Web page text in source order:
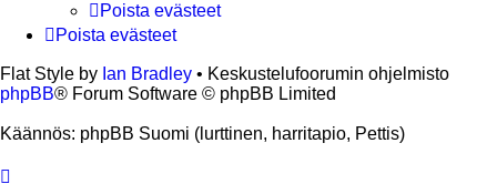
Poista evästeet
Poista evästeet
Flat Style by Ian Bradley • Keskustelufoorumin ohjelmisto
phpBB® Forum Software © phpBB Limited
Käännös: phpBB Suomi (lurttinen, harritapio, Pettis)